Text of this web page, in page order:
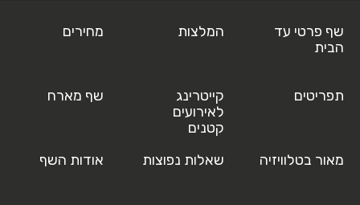
חציל שרוף עם טחינה ובזיליקום
ברוסקטה משוויה פלפלים וחצילים שרופים
קראסט סינטה וזרעי תבלין
שף פרטי עד
הבית
תפריטים
מאור בטלוויזיה
המלצות
קייטרינג
לאירועים
קטנים
שאלות נפוצות
מחירים
שף מארח
אודות השף